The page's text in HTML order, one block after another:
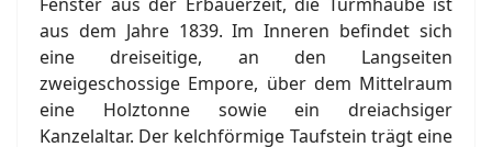
Fenster aus der Erbauerzeit, die Turmhaube ist
aus dem Jahre 1839. Im Inneren befindet sich
eine dreiseitige, an den Langseiten
zweigeschossige Empore, über dem Mittelraum
eine Holztonne sowie ein dreiachsiger